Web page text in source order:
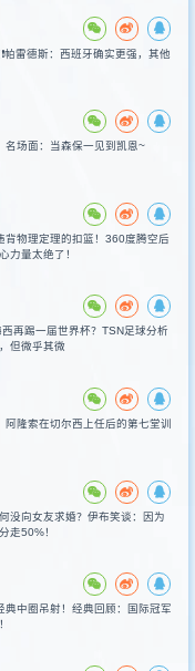
帕雷德斯：西班牙确实更强，其他
名场面：当森保一见到凯恩~
背物理定理的扣篮！360度腾空后
力量太绝了！
西再踢一届世界杯？TSN足球分析
但微乎其微
阿隆索在切尔西上任后的第七堂训
没向女友求婚？伊布笑谈：因为
走50%！
典中圈吊射！经典回顾：国际冠军